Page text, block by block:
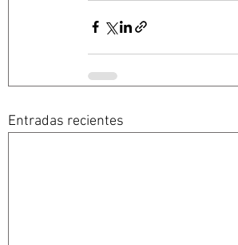
Entradas recientes